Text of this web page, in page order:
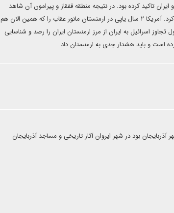
تاکید کرده بود. در نتیجه منطقه قفقاز و پیرامون آن شاهد
یک ترانزیت فعال و رو به رشد خواهد بود که منافع تمام کشورهای دخیل را تامین خواهد کرد. آمریکا ۲ سال ‌یاپی در ارمنستان مانور عقاب را که همین الان هم
الهام علیف در طول تجاوز اسرائیل به ایران از مرز ارمنستان ایران را رصد و شناسایی
است و باید هشدار جدی به ارمنستان داد.
بود در شهر ایروان آثار تاریخی و مساجد آذربایجان